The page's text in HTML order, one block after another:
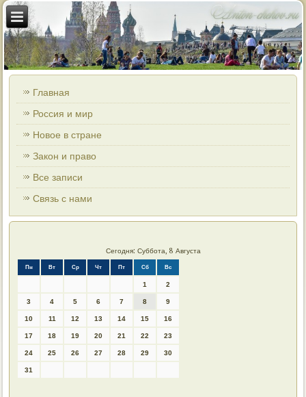
Главная
Россия и мир
Новое в стране
Закон и право
Все записи
Связь с нами
Сегодня: Суббота, 8 Августа
Пн Вт Ср Чт Пт Сб Вс
1 2
3 4 5 6 7 8 9
10 11 12 13 14 15 16
17 18 19 20 21 22 23
24 25 26 27 28 29 30
31